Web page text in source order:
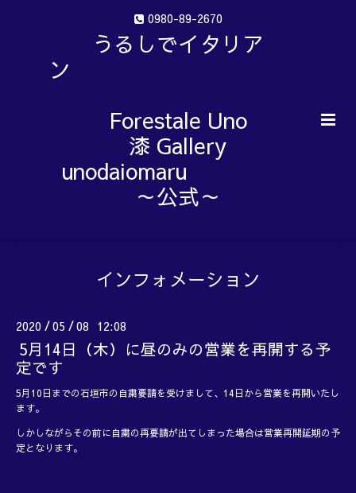
0980-89-2670
うるしでイタリア
ン
Forestale Uno
漆 Gallery
unodaiomaru
～公式～
インフォメーション
2020 /05 /08 12:08
5月14日（木）に昼のみの営業を再開する予
定です
5月10日までの石垣市の自粛要請を受けまして、14日から営業を再開いたし
ます。
しかしながらその前に自粛の再要請が出てしまった場合は営業再開延期の予
定となります。